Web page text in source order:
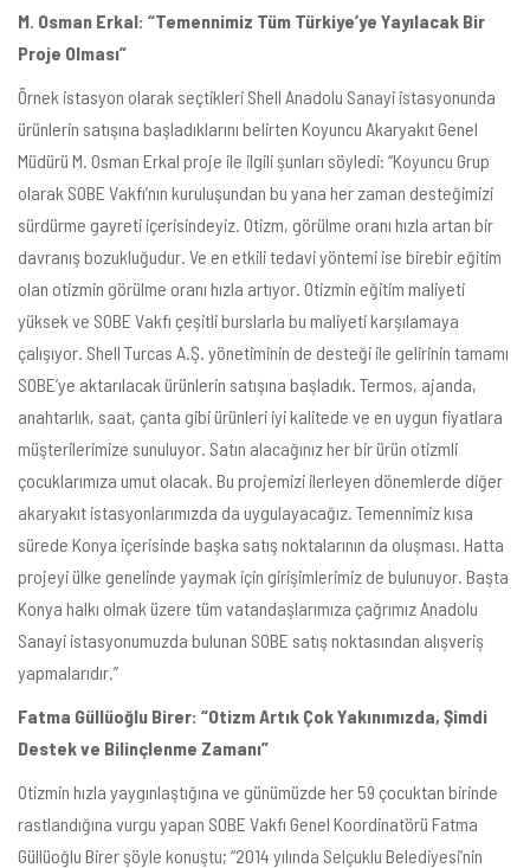
M. Osman Erkal: “Temennimiz Tüm Türkiye’ye Yayılacak Bir
Proje Olması”
Örnek istasyon olarak seçtikleri Shell Anadolu Sanayi istasyonunda
ürünlerin satışına başladıklarını belirten Koyuncu Akaryakıt Genel
Müdürü M. Osman Erkal proje ile ilgili şunları söyledi: “Koyuncu Grup
olarak SOBE Vakfı’nın kuruluşundan bu yana her zaman desteğimizi
sürdürme gayreti içerisindeyiz. Otizm, görülme oranı hızla artan bir
davranış bozukluğudur. Ve en etkili tedavi yöntemi ise birebir eğitim
olan otizmin görülme oranı hızla artıyor. Otizmin eğitim maliyeti
yüksek ve SOBE Vakfı çeşitli burslarla bu maliyeti karşılamaya
çalışıyor. Shell Turcas A.Ş. yönetiminin de desteği ile gelirinin tamamı
SOBE’ye aktarılacak ürünlerin satışına başladık. Termos, ajanda,
anahtarlık, saat, çanta gibi ürünleri iyi kalitede ve en uygun fiyatlara
müşterilerimize sunuluyor. Satın alacağınız her bir ürün otizmli
çocuklarımıza umut olacak. Bu projemizi ilerleyen dönemlerde diğer
akaryakıt istasyonlarımızda da uygulayacağız. Temennimiz kısa
sürede Konya içerisinde başka satış noktalarının da oluşması. Hatta
projeyi ülke genelinde yaymak için girişimlerimiz de bulunuyor. Başta
Konya halkı olmak üzere tüm vatandaşlarımıza çağrımız Anadolu
Sanayi istasyonumuzda bulunan SOBE satış noktasından alışveriş
yapmalarıdır.”
Fatma Güllüoğlu Birer: “Otizm Artık Çok Yakınımızda, Şimdi
Destek ve Bilinçlenme Zamanı”
Otizmin hızla yaygınlaştığına ve günümüzde her 59 çocuktan birinde
rastlandığına vurgu yapan SOBE Vakfı Genel Koordinatörü Fatma
Güllüoğlu Birer şöyle konuştu; “2014 yılında Selçuklu Belediyesi’nin